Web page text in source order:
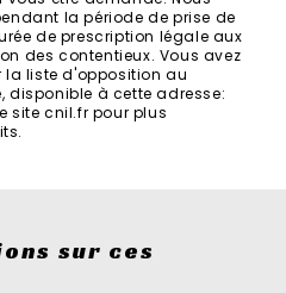
la période de prise de
de prescription légale aux
des contentieux. Vous avez
la liste d'opposition au
à cette adresse:
site cnil.fr pour plus
sur ces